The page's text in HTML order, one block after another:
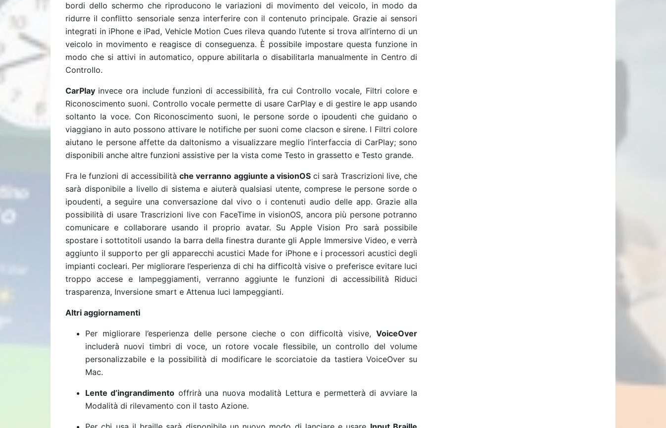
bordi dello schermo che riproducono le variazioni di movimento del veicolo, in modo da
ridurre il conflitto sensoriale senza interferire con il contenuto principale. Grazie ai sensori
integrati in iPhone e iPad, Vehicle Motion Cues rileva quando l’utente si trova all’interno di un
veicolo in movimento e reagisce di conseguenza. È possibile impostare questa funzione in
modo che si attivi in automatico, oppure abilitarla o disabilitarla manualmente in Centro di
Controllo.
CarPlay invece ora include funzioni di accessibilità, fra cui Controllo vocale, Filtri colore e
Riconoscimento suoni. Controllo vocale permette di usare CarPlay e di gestire le app usando
soltanto la voce. Con Riconoscimento suoni, le persone sorde o ipoudenti che guidano o
viaggiano in auto possono attivare le notifiche per suoni come clacson e sirene. I Filtri colore
aiutano le persone affette da daltonismo a visualizzare meglio l’interfaccia di CarPlay; sono
disponibili anche altre funzioni assistive per la vista come Testo in grassetto e Testo grande.
Fra le funzioni di accessibilitàche verranno aggiunte a visionOSci sarà Trascrizioni live, che
sarà disponibile a livello di sistema e aiuterà qualsiasi utente, comprese le persone sorde o
ipoudenti, a seguire una conversazione dal vivo o i contenuti audio delle app. Grazie alla
possibilità di usare Trascrizioni live con FaceTime in visionOS, ancora più persone potranno
comunicare e collaborare usando il proprio avatar. Su Apple Vision Pro sarà possibile
spostare i sottotitoli usando la barra della finestra durante gli Apple Immersive Video, e verrà
aggiunto il supporto per gli apparecchi acustici Made for iPhone e i processori acustici degli
impianti cocleari. Per migliorare l’esperienza di chi ha difficoltà visive o preferisce evitare luci
troppo accese e lampeggiamenti, verranno aggiunte le funzioni di accessibilità Riduci
trasparenza, Inversione smart e Attenua luci lampeggianti.
Altri aggiornamenti
Per migliorare l’esperienza delle persone cieche o con difficoltà visive, VoiceOver
includerà nuovi timbri di voce, un rotore vocale flessibile, un controllo del volume
personalizzabile e la possibilità di modificare le scorciatoie da tastiera VoiceOver su
Mac.
Lente d’ingrandimento offrirà una nuova modalità Lettura e permetterà di avviare la
Modalità di rilevamento con il tasto Azione.